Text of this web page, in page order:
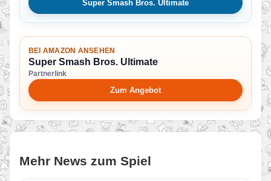
Super Smash Bros. Ultimate
BEI AMAZON ANSEHEN
Super Smash Bros. Ultimate
Partnerlink
Zum Angebot
Mehr News zum Spiel